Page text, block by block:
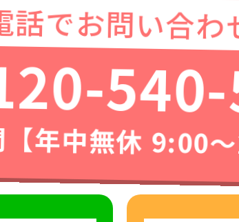
話でお問い合わ
年中無休 9:00〜